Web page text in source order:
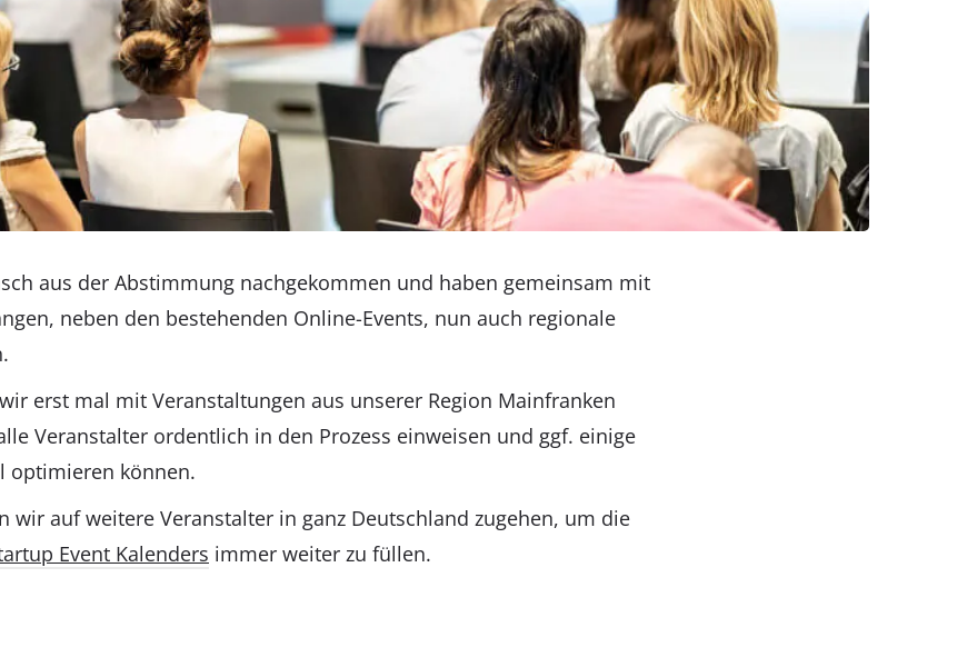
aus der Abstimmung nachgekommen und haben gemeinsam mit
neben den bestehenden Online-Events, nun auch regionale
erst mal mit Veranstaltungen aus unserer Region Mainfranken
Veranstalter ordentlich in den Prozess einweisen und ggf. einige
optimieren können.
wir auf weitere Veranstalter in ganz Deutschland zugehen, um die
Event Kalenders immer weiter zu füllen.